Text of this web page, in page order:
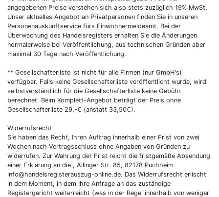
angegebenen Preise verstehen sich also stets zuzüglich 19% MwSt.
Unser aktuelles Angebot an Privatpersonen finden Sie in unseren
Personenauskunftservice fürs Einwohnermeldeamt. Bei der
Überwachung des Handelsregisters erhalten Sie die Änderungen
normalerweise bei Veröffentlichung, aus technischen Gründen aber
maximal 30 Tage nach Veröffentlichung.
** Gesellschafterliste ist nicht für alle Firmen (nur GmbH's)
verfügbar. Falls keine Gesellschafterliste veröffentlicht wurde, wird
selbstverständlich für die Gesellschafterliste keine Gebühr
berechnet. Beim Komplett-Angebot beträgt der Preis ohne
Gesellschafterliste 29,-€ (anstatt 33,50€).
Widerrufsrecht
Sie haben das Recht, Ihren Auftrag innerhalb einer Frist von zwei
Wochen nach Vertragsschluss ohne Angaben von Gründen zu
widerrufen. Zur Wahrung der Frist reicht die fristgemäße Absendung
einer Erklärung an die , Allinger Str. 85, 82178 Puchheim
info@handelsregisterauszug-online.de. Das Widerrufsrecht erlischt
in dem Moment, in dem Ihre Anfrage an das zuständige
Registergericht weiterreicht (was in der Regel innerhalb von weniger